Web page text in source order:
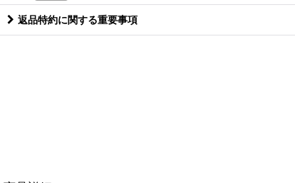
返品特約に関する重要事項